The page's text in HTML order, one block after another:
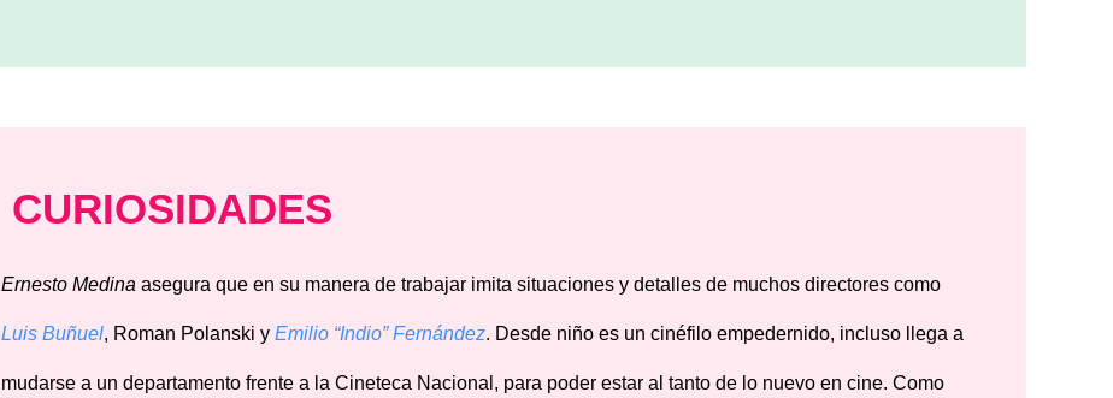
CURIOSIDADES
Ernesto Medina asegura que en su manera de trabajar imita situaciones y detalles de muchos directores como
Luis Buñuel, Roman Polanski y Emilio “Indio”Fernández. Desde niño es un cinéfilo empedernido, incluso llega a
mudarse a un departamento frente a la Cineteca Nacional, para poder estar al tanto de lo nuevo en cine. Como